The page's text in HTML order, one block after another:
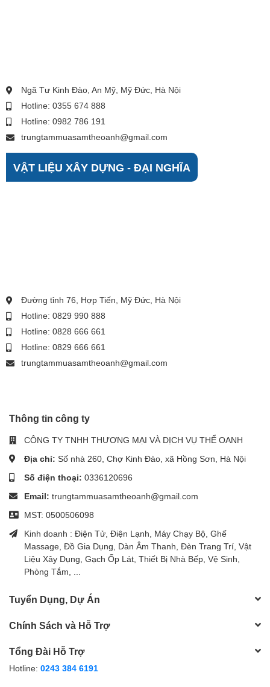
Ngã Tư Kinh Đào, An Mỹ, Mỹ Đức, Hà Nội
Hotline: 0355 674 888
Hotline: 0982 786 191
trungtammuasamtheoanh@gmail.com
VẬT LIỆU XÂY DỰNG - ĐẠI NGHĨA
Đường tỉnh 76, Hợp Tiến, Mỹ Đức, Hà Nội
Hotline: 0829 990 888
Hotline: 0828 666 661
Hotline: 0829 666 661
trungtammuasamtheoanh@gmail.com
Thông tin công ty
CÔNG TY TNHH THƯƠNG MẠI VÀ DỊCH VỤ THỂ OANH
Địa chỉ: Số nhà 260, Chợ Kinh Đào, xã Hồng Sơn, Hà Nội
Số điện thoại: 0336120696
Email: trungtammuasamtheoanh@gmail.com
MST: 0500506098
Kinh doanh : Điện Tử, Điện Lạnh, Máy Chạy Bộ, Ghế
Massage, Đồ Gia Dụng, Dàn Âm Thanh, Đèn Trang Trí, Vật
Liệu Xây Dụng, Gạch Ốp Lát, Thiết Bị Nhà Bếp, Vệ Sinh,
Phòng Tắm, ...
Tuyển Dụng, Dự Án
Chính Sách và Hỗ Trợ
Tổng Đài Hỗ Trợ
Hotline: 0243 384 6191